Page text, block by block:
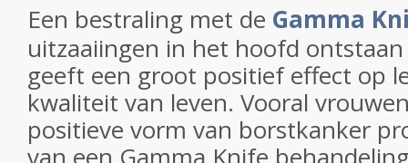
Een bestraling met de Gamma
uitzaaiingen in het hoofd
geeft een groot positief effect op
kwaliteit van leven. Vooral
positieve vorm van borstkanker